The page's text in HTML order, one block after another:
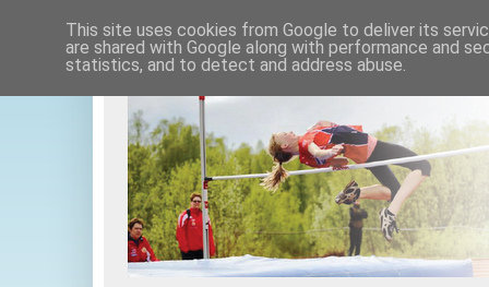
This site uses cookies from Google to deliver its
are shared with Google along with performance and
statistics, and to detect and address abuse.